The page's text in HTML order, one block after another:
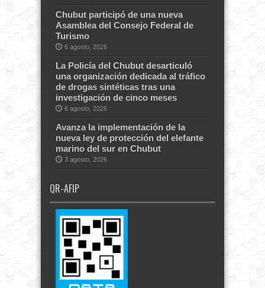
Chubut participó de una nueva
Asamblea del Consejo Federal de
Turismo
6 agosto, 2026
La Policía del Chubut desarticuló
una organización dedicada al tráfico
de drogas sintéticas tras una
investigación de cinco meses
6 agosto, 2026
Avanza la implementación de la
nueva ley de protección del elefante
marino del sur en Chubut
3 agosto, 2026
QR-AFIP